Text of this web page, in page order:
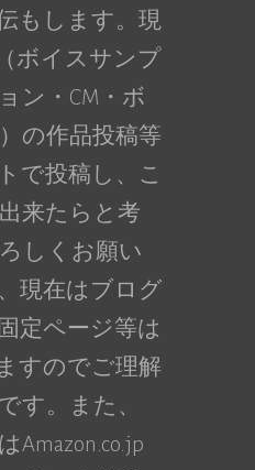
もします。現
ボイスサンプ
ン・CM・ボ
の作品投稿等
で投稿し、こ
来たらと考
しくお願い
現在はブログ
定ページ等は
すのでご理解
す。また、
Amazon.co.jp